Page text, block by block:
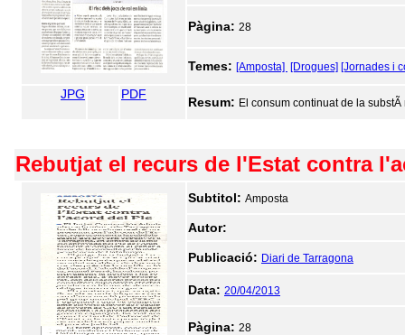
Pàgina: 28
Temes: [Amposta] [Drogues] [Jornades i
JPG PDF
Resum: El consum continuat de la
Rebutjat el recurs de l'Estat contra
Subtitol: Amposta
Autor:
Publicació: Diari de Tarragona
Data: 20/04/2013
Pàgina: 28